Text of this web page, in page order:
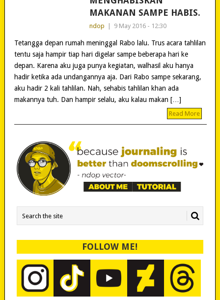
MAKANAN SAMPE HABIS.
ndop 9 May 2016 - 12:30
Tetangga depan rumah meninggal Rabo lalu. Trus acara tahlilan
tentu saja hampir tiap hari digelar sampe beberapa hari ke
depan. Karena aku juga punya kegiatan, walhasil aku hanya
hadir ketika ada undangannya aja. Dari Rabo sampe sekarang,
aku hadir 2 kali tahlilan. Nah, sehabis tahlilan khan ada
makannya tuh. Dan hampir selalu, aku kalau makan […]
Read More
FOLLOW ME!